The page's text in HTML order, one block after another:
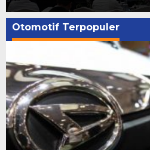
Otomotif Terpopuler